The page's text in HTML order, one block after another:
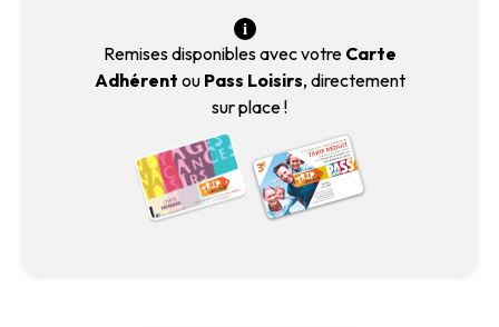
Remises disponibles avec votre Carte
Adhérent ou Pass Loisirs, directement
sur place !